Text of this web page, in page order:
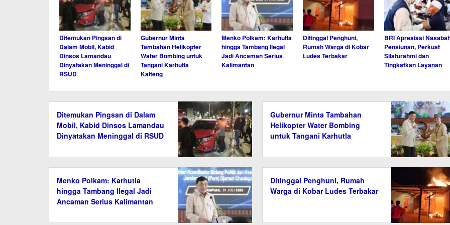
Ditemukan Pingsan di
Dalam Mobil, Kabid
Dinsos Lamandau
Dinyatakan Meninggal di
RSUD
Gubernur Minta
Tambahan Helikopter
Water Bombing untuk
Tangani Karhutla
Kalteng
Menko Polkam: Karhutla
hingga Tambang Ilegal
Jadi Ancaman Serius
Kalimantan
Ditinggal Penghuni,
Rumah Warga di Kobar
Ludes Terbakar
BRI Apresiasi
Pensiunan, Perkuat
Silaturahmi dan
Tingkatkan Layanan
Ditemukan Pingsan di Dalam
Mobil, Kabid Dinsos Lamandau
Dinyatakan Meninggal di RSUD
Gubernur Minta Tambahan
Helikopter Water Bombing
untuk Tangani Karhutla
Menko Polkam: Karhutla
hingga Tambang Ilegal Jadi
Ancaman Serius Kalimantan
Ditinggal Penghuni, Rumah
Warga di Kobar Ludes Terbakar